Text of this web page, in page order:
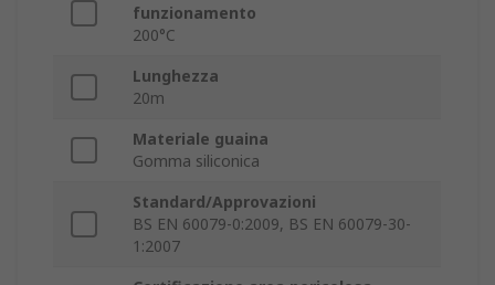
funzionamento
200°C
Lunghezza
20m
Materiale guaina
Gomma siliconica
Standard/Approvazioni
BS EN 60079-0:2009, BS EN 60079-30-
1:2007